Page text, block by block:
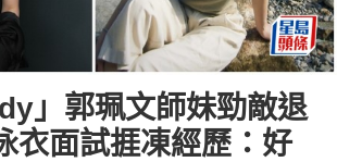
」郭珮文師妹勁敵退
衣面試捱凍經歷：好